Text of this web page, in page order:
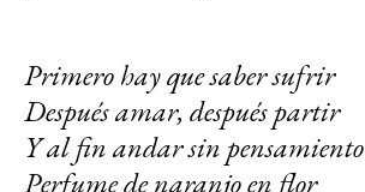
Primero hay que saber sufrir
Después amar, después partir
Y al fin andar sin pensamiento
Perfume de naranjo en flor